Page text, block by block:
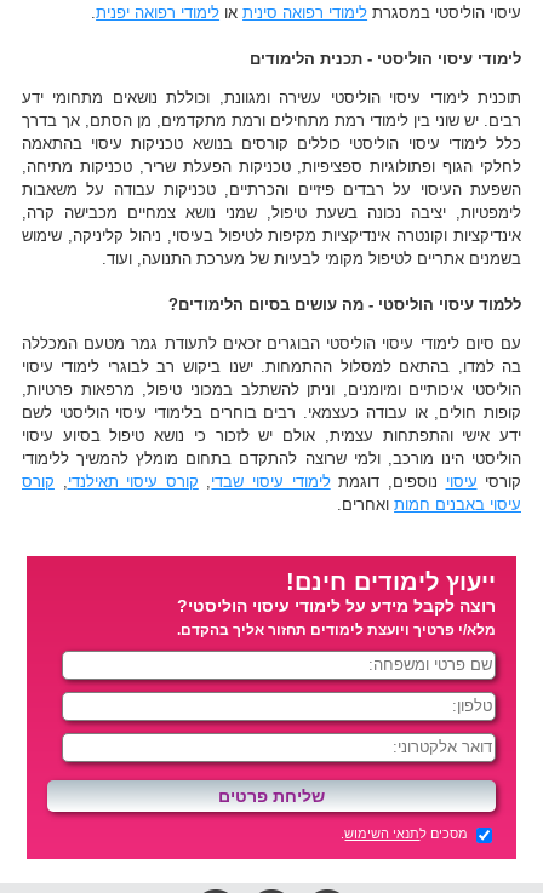
עיסוי הוליסטי במסגרת לימודי רפואה סיניתאו לימודי רפואה יפנית.
לימודי עיסוי הוליסטי - תכנית הלימודים
תוכנית לימודי עיסוי הוליסטי עשירה ומגוונת, וכוללת נושאים מתחומי ידע
רבים. יש שוני בין לימודי רמת מתחילים ורמת מתקדמים, מן הסתם, אך בדרך
כלל לימודי עיסוי הוליסטי כוללים קורסים בנושא טכניקות עיסוי בהתאמה
לחלקי הגוף ופתולוגיות ספציפיות, טכניקות הפעלת שריר, טכניקות מתיחה,
השפעת העיסוי על רבדים פיזיים והכרתיים, טכניקות עבודה על משאבות
לימפטיות, יציבה נכונה בשעת טיפול, שמני נושא צמחיים מכבישה קרה,
אינדיקציות וקונטרה אינדיקציות מקיפות לטיפול בעיסוי, ניהול קליניקה, שימוש
בשמנים אתריים לטיפול מקומי לבעיות של מערכת התנועה, ועוד.
ללמוד עיסוי הוליסטי - מה עושים בסיום הלימודים?
עם סיום לימודי עיסוי הוליסטי הבוגרים זכאים לתעודת גמר מטעם המכללה
בה למדו, בהתאם למסלול ההתמחות. ישנו ביקוש רב לבוגרי לימודי עיסוי
הוליסטי איכותיים ומיומנים, וניתן להשתלב במכוני טיפול, מרפאות פרטיות,
קופות חולים, או עבודה כעצמאי. רבים בוחרים בלימודי עיסוי הוליסטי לשם
ידע אישי והתפתחות עצמית, אולם יש לזכור כי נושא טיפול בסיוע עיסוי
הוליסטי הינו מורכב, ולמי שרוצה להתקדם בתחום מומלץ להמשיך ללימודי
קורסי עיסוי נוספים, דוגמתלימודי עיסוי שבדי קורס עיסוי תאילנדי
קורס
עיסוי באבנים חמותואחרים.
ייעוץ לימודים חינם!
רוצה לקבל מידע על לימודי עיסוי הוליסטי?
מלא/י פרטיך ויועצת לימודים תחזור אליך בהקדם.
מסכים לתנאי השימוש.